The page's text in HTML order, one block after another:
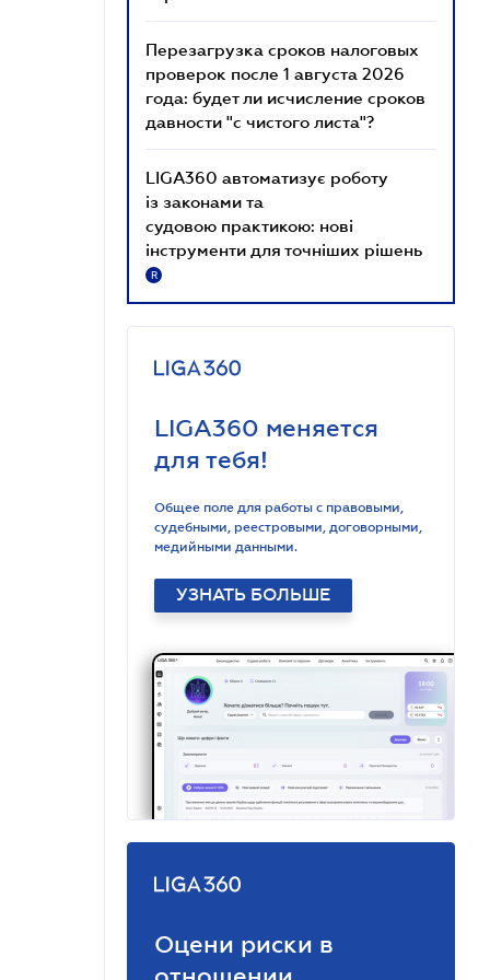
Перезагрузка сроков налоговых
проверок после 1 августа 2026
года: будет ли исчисление сроков
давности "с чистого листа"?
LIGA360 автоматизує роботу
із законами та
судовою практикою: нові
інструменти для точніших рішень
R
LIGA360 меняется
для тебя!
Общее поле для работы с правовыми,
судебными, реестровыми, договорными,
медийными данными.
УЗНАТЬ БОЛЬШЕ
Оцени риски в